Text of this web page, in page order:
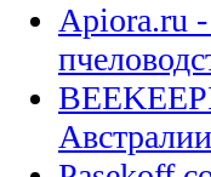
Apiora.ru -
Австралии